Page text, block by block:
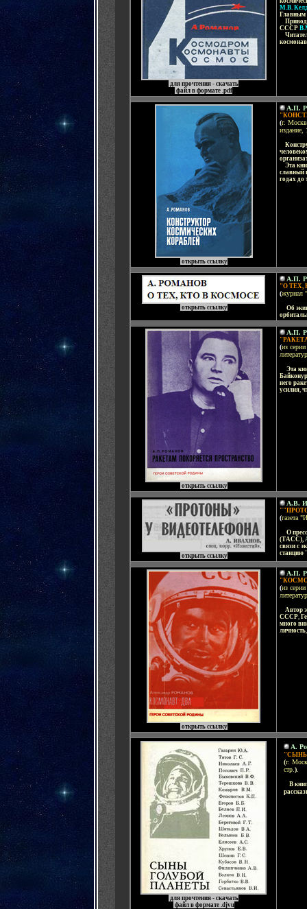
для прочтения - скачать
файл в формате .pdf
М.В.
Главным
СССР
открыть ссылку
А.П.
(г.
издание,
Эта
славный
годах до
открыть ссылку
А.П.
"О ТЕХ,
(журнал
Об
открыть ссылку
А.П.
(из
Эта
Байконур
него
усилия,
открыть ссылку
А.В.
(газета
О
(ТАСС),
связи с
станцию
открыть ссылку
А.П.
(из
Автор
СССР,
много
личность
для прочтения - скачать
файл в формате .djvu
-
А.
(г.
стр. )
В